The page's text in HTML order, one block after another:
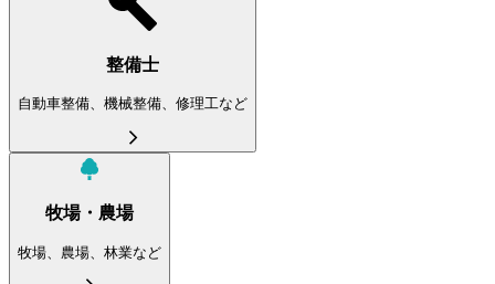
整備士
自動車整備、機械整備、修理工など
牧場・農場
牧場、農場、林業など